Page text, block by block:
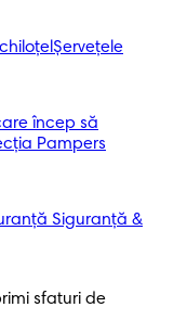
Șervețele
încep să
Pampers
Siguranță &
sfaturi de